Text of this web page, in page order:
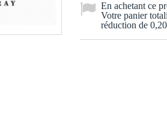
En achetant ce
Votre panier
réduction de